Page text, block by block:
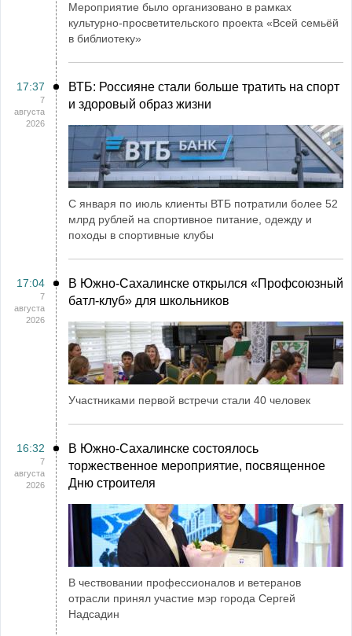
Мероприятие было организовано в рамках
культурно-просветительского проекта «Всей семьёй
в библиотеку»
17:37
7
августа
2026
ВТБ: Россияне стали больше тратить на спорт
и здоровый образ жизни
С января по июль клиенты ВТБ потратили более 52
млрд рублей на спортивное питание, одежду и
походы в спортивные клубы
17:04
7
августа
2026
В Южно-Сахалинске открылся «Профсоюзный
батл-клуб» для школьников
Участниками первой встречи стали 40 человек
16:32
7
августа
2026
В Южно-Сахалинске состоялось
торжественное мероприятие, посвященное
Дню строителя
В чествовании профессионалов и ветеранов
отрасли принял участие мэр города Сергей
Надсадин